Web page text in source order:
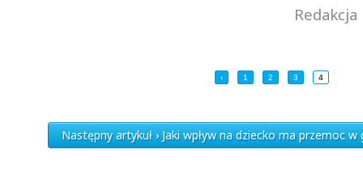
‹ 1 2 3 4
Następny artykuł › Jaki wpływ na dziecko ma przemoc